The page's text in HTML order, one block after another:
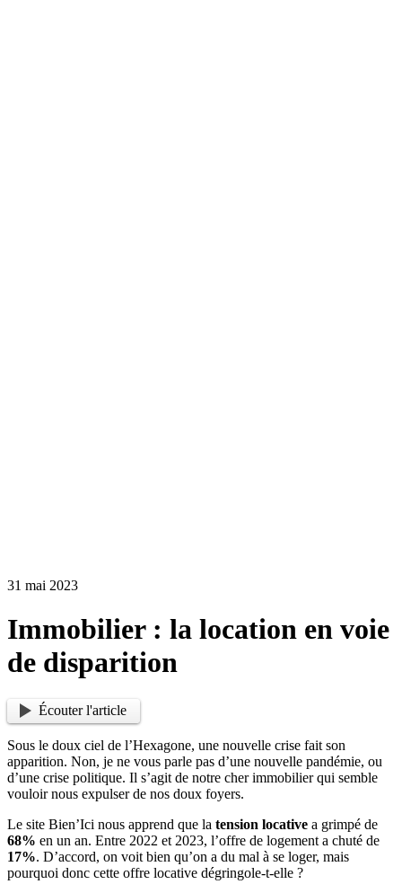
31 mai 2023
Immobilier : la location en voie
de disparition
Écouter l'article
Sous le doux ciel de l’Hexagone, une nouvelle crise fait son
apparition. Non, je ne vous parle pas d’une nouvelle pandémie, ou
d’une crise politique. Il s’agit de notre cher immobilier qui semble
vouloir nous expulser de nos doux foyers.
Le site Bien’Ici nous apprend que la tension locative a grimpé de
68% en un an. Entre 2022 et 2023, l’offre de logement a chuté de
17%. D’accord, on voit bien qu’on a du mal à se loger, mais
pourquoi donc cette offre locative dégringole-t-elle ?